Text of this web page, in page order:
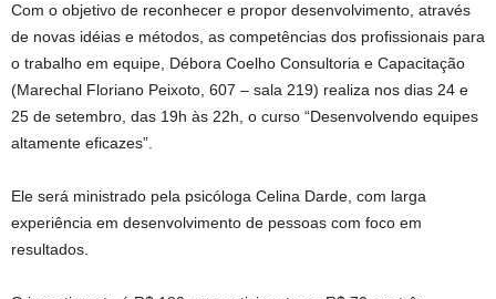
Com o objetivo de reconhecer e propor desenvolvimento, através
de novas idéias e métodos, as competências dos profissionais para
o trabalho em equipe, Débora Coelho Consultoria e Capacitação
(Marechal Floriano Peixoto, 607 – sala 219) realiza nos dias 24 e
25 de setembro, das 19h às 22h, o curso “Desenvolvendo equipes
altamente eficazes”.
Ele será ministrado pela psicóloga Celina Darde, com larga
experiência em desenvolvimento de pessoas com foco em
resultados.